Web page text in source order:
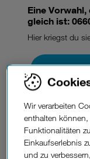
Eine
gleich ist:
Hier kriegst du
Zu den
Wir verarbeiten
enthalten
Funktionalitäten
Einkaufserlebnis
und zu